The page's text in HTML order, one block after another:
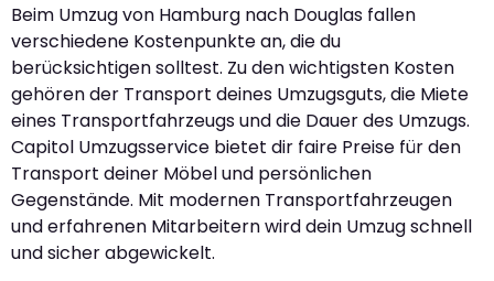
Beim Umzug von Hamburg nach Douglas fallen
verschiedene Kostenpunkte an, die du
berücksichtigen solltest. Zu den wichtigsten Kosten
gehören der Transport deines Umzugsguts, die Miete
eines Transportfahrzeugs und die Dauer des Umzugs.
Capitol Umzugsservice bietet dir faire Preise für den
Transport deiner Möbel und persönlichen
Gegenstände. Mit modernen Transportfahrzeugen
und erfahrenen Mitarbeitern wird dein Umzug schnell
und sicher abgewickelt.